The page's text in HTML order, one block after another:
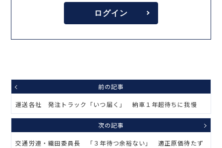
ログイン
前の記事
運送各社 発注トラック「いつ届く」 納車１年超待ちに我慢
次の記事
交通労連・織田委員長 「３年待つ余裕ない」 適正原価待たず